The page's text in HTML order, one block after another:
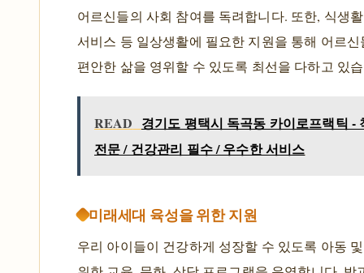
어르신들의 사회 참여를 독려합니다. 또한, 식생
서비스 등 일상생활에 필요한 지원을 통해 어르
편안한 삶을 영위할 수 있도록 최선을 다하고 있
READ 경기도 평택시 독곡동 카이로프랙틱 -
전문 / 건강관리 필수 / 우수한 서비스
미래세대 육성을 위한 지원
우리 아이들이 건강하게 성장할 수 있도록 아동